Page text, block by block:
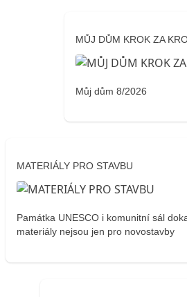
MŮJ DŮM KROK ZA
Můj dům 8/2026
MATERIÁLY PRO STAVBU
Památka UNESCO i komunitní sál
materiály nejsou jen pro novostavby